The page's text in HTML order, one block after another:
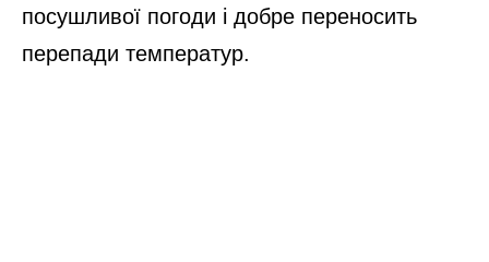
посушливої погоди і добре переносить
перепади температур.